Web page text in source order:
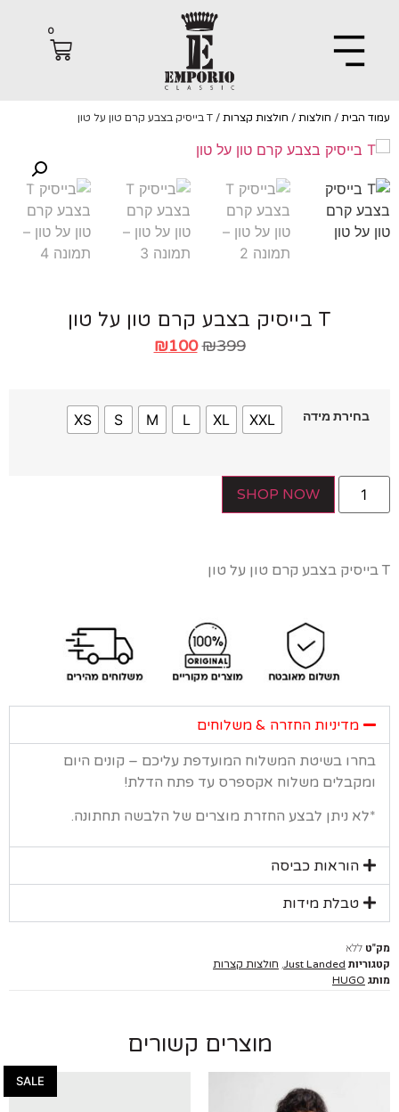
הבית/חולצות /חולצות קצרות / T בייסיק בצבע קרם טון על טון
₪
₪100
מידה XXL
XL
L
M
S
XS
SHOP NOW
מדיניות החזרה & משלוחים
בשיטת המשלוח המועדפת עליכם – קונים היום
משלוח אקספרס עד פתח הדלת!
ניתן לבצע החזרת מוצרים של הלבשה תחתונה.
הוראות כביסה
טבלת מידות
ללא
Just Landed
, חולצות קצרות
HUGO
מוצרים קשורים